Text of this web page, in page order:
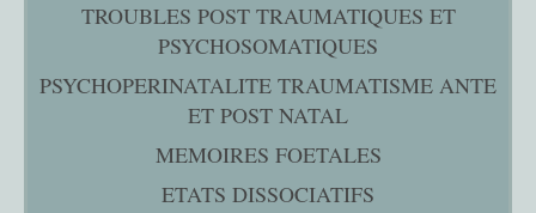
TROUBLES POST TRAUMATIQUES ET
PSYCHOSOMATIQUES
PSYCHOPERINATALITE TRAUMATISME ANTE
ET POST NATAL
MEMOIRES FOETALES
ETATS DISSOCIATIFS